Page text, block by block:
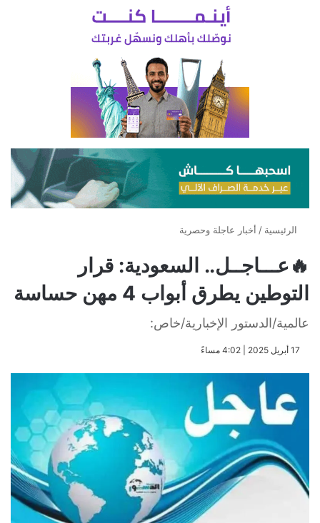
الرئيسية / أخبار عاجلة وحصرية
🔥عـــاجــل.. السعودية: قرار
التوطين يطرق أبواب 4 مهن حساسة
عالمية/الدستور الإخبارية/خاص:
​17 أبريل 2025 | 4:02 مساءً